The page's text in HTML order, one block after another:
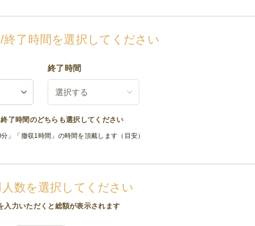
終了時間を選択してください
終了時間
了時間のどちらも選択してください
」「撤収1時間」の時間を頂戴します（目安）
人数を選択してください
入力いただくと総額が表示されます